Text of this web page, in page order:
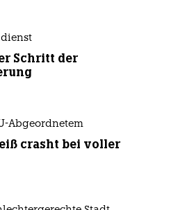
Schritt der
Abgeordnetem
crasht bei voller